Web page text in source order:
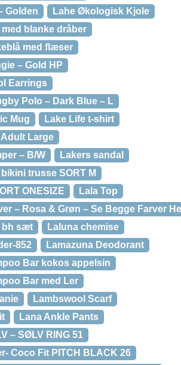
Golden
Lahe Økologisk Kjole
blanke dråber
med flæser
– Gold HP
Earrings
Polo – Dark Blue – L
Mug
Lake Life t-shirt
Large
– B/W
Lakers sandal
bikini trusse SORT M
ONESIZE
Lala Top
– Rosa & Grøn – Se Begge Farver
bh sæt
Laluna chemise
852
Lamazuna Deodorant
Bar kokos appelsin
Bar med Ler
Lambswool Scarf
Lana Ankle Pants
– SØLV RING 51
Coco Fit PITCH BLACK 26